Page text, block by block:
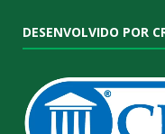
DESENVOLVIDO POR